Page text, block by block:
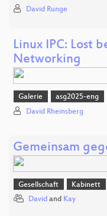
David Runge
Linux IPC: Lost
Networking
Galerie asg2025-eng
David Rheinsberg
Gemeinsam
Gesellschaft Kabinett
David and Kay